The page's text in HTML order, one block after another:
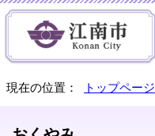
現在の位置： トップページ